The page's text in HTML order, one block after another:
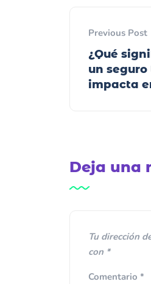
Previous Post
¿Qué
un
impacta
Deja una
Tu dirección
con *
Comentario *